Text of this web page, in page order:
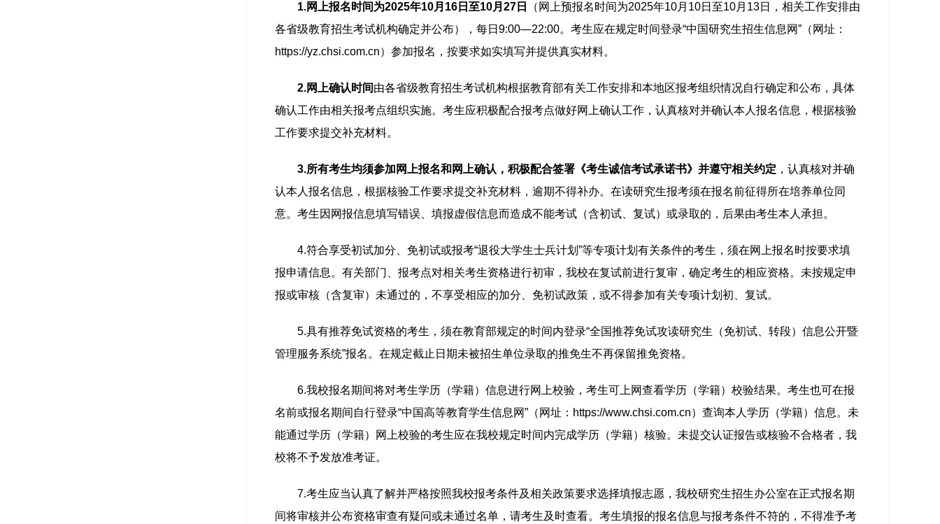
1.网上报名时间为2025年10月16日至10月27日
（网上预报名时间为2025年10月10日至10月13日，相关工作安排由
各省级教育招生考试机构确定并公布），每日9:00—22:00。考生应在规定时间登录“中国研究生招生信息网”（网址：
https://yz.chsi.com.cn）参加报名，按要求如实填写并提供真实材料。
2.网上确认时间由各省级教育招生考试机构根据教育部有关工作安排和本地区报考组织情况自行确定和公布，具体
确认工作由相关报考点组织实施。考生应积极配合报考点做好网上确认工作，认真核对并确认本人报名信息，根据核验
工作要求提交补充材料。
3.所有考生均须参加网上报名和网上确认，积极配合签署《考生诚信考试承诺书》并遵守相关约定 ，认真核对并确
认本人报名信息，根据核验工作要求提交补充材料，逾期不得补办。在读研究生报考须在报名前征得所在培养单位同
意。考生因网报信息填写错误、填报虚假信息而造成不能考试（含初试、复试）或录取的，后果由考生本人承担。
4.符合享受初试加分、免初试或报考“退役大学生士兵计划”等专项计划有关条件的考生，须在网上报名时按要求填
报申请信息。有关部门、报考点对相关考生资格进行初审，我校在复试前进行复审，确定考生的相应资格。未按规定申
报或审核（含复审）未通过的，不享受相应的加分、免初试政策，或不得参加有关专项计划初、复试。
5.具有推荐免试资格的考生，须在教育部规定的时间内登录“全国推荐免试攻读研究生（免初试、转段）信息公开暨
管理服务系统”报名。在规定截止日期未被招生单位录取的推免生不再保留推免资格。
6.我校报名期间将对考生学历（学籍）信息进行网上校验，考生可上网查看学历（学籍）校验结果。考生也可在报
名前或报名期间自行登录“中国高等教育学生信息网”（网址：https://www.chsi.com.cn）查询本人学历（学籍）信息。未
能通过学历（学籍）网上校验的考生应在我校规定时间内完成学历（学籍）核验。未提交认证报告或核验不合格者，我
校将不予发放准考证。
7.考生应当认真了解并严格按照我校报考条件及相关政策要求选择填报志愿，我校研究生招生办公室在正式报名期
间将审核并公布资格审查有疑问或未通过名单，请考生及时查看。考生填报的报名信息与报考条件不符的，不得准予考